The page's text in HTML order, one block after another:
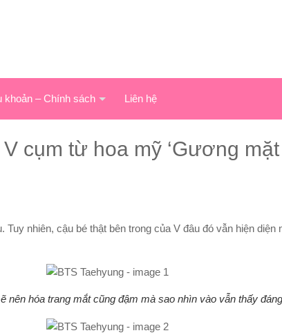
khoản – Chính sách Liên hệ
cụm từ hoa mỹ ‘Gương
Tuy nhiên, cậu bé thật bên trong của V đâu đó vẫn hiện
nên hóa trang mắt cũng đậm mà sao nhìn vào vẫn thấy